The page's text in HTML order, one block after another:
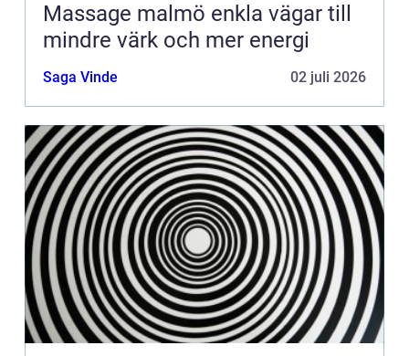
Massage malmö enkla vägar till
mindre värk och mer energi
Saga Vinde 02 juli 2026